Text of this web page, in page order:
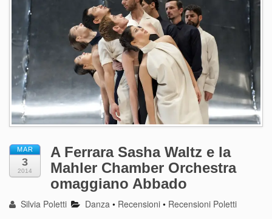
MAR
3
2014
A Ferrara Sasha Waltz e la
Mahler Chamber Orchestra
omaggiano Abbado
Silvia Poletti Danza • Recensioni • Recensioni Poletti